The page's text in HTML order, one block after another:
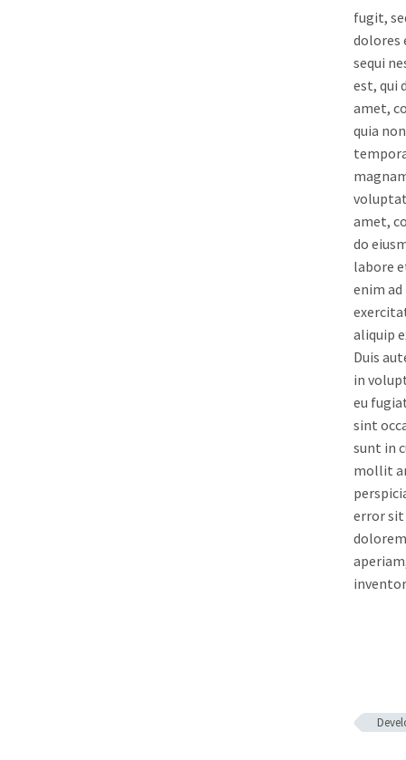
fugit,
dolores
sequi
est, qui
amet,
quia
amet,
do
labore
enim
aliquip
Duis
in
eu
sint
sunt in
mollit
error